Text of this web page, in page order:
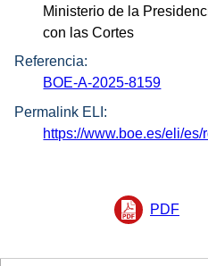
Ministerio de la
con las Cortes
Referencia:
BOE-A-2025-8159
Permalink ELI:
https://www.boe.es/eli/
PDF